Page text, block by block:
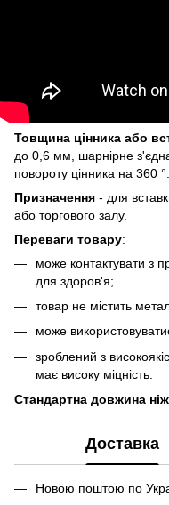
Товщина цінника або
до 0,6 мм, шарнірне
повороту цінника на 360 °.
Призначення - для
або торгового залу.
Переваги товару:
може контактувати з
для здоров'я;
товар не містить
може
зроблений з
має високу міцність.
Стандартна довжина
Доставка
Новою поштою по